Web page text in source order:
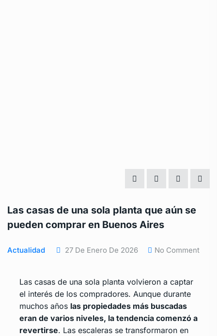
Las casas de una sola planta que aún se
pueden comprar en Buenos Aires
Actualidad 27 De Enero De 2026 No Comment
Las casas de una sola planta volvieron a captar
el interés de los compradores. Aunque durante
muchos años las propiedades más buscadas
eran de varios niveles, la tendencia comenzó a
revertirse. Las escaleras se transformaron en